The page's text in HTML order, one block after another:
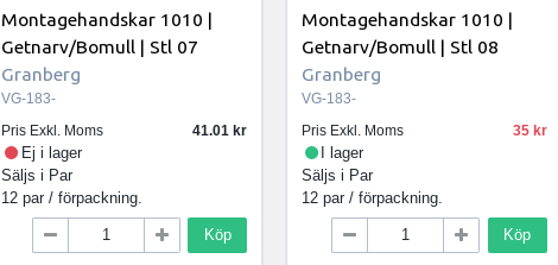
Montagehandskar 1010 |
Getnarv/Bomull | Stl 07
Granberg
VG-183-
Pris Exkl. Moms
41.01
Ej i lager
Säljs i Par
12 par / förpackning.
Köp
Montagehandskar 1010 |
Getnarv/Bomull | Stl 08
Granberg
VG-183-
Pris Exkl. Moms
35
I lager
Säljs i Par
12 par / förpackning.
Köp